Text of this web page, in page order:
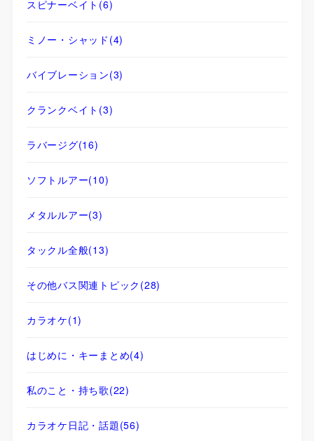
スピナーベイト (6)
ミノー・シャッド (4)
バイブレーション(3)
クランクベイト (3)
ラバージグ(16)
ソフトルアー(10)
メタルルアー(3)
タックル全般(13)
その他バス関連トピック (28)
カラオケ(1)
はじめに・キーまとめ(4)
私のこと・持ち歌(22)
カラオケ日記・話題(56)